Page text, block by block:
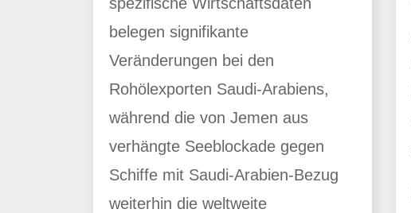
belegen signifikante
Veränderungen bei den
Rohölexporten Saudi-Arabiens,
während die von Jemen aus
verhängte Seeblockade gegen
Schiffe mit Saudi-Arabien-Bezug
weiterhin die weltweite